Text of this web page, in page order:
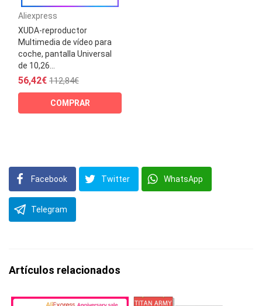
Aliexpress
XUDA-reproductor
Multimedia de vídeo para
coche, pantalla Universal
de 10,26...
56,42€ 112,84€
COMPRAR
Facebook Twitter WhatsApp
Telegram
Artículos relacionados